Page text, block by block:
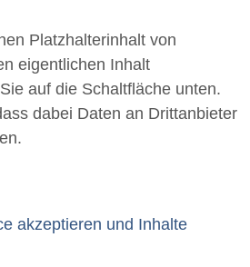
Platzhalterinhalt von
eigentlichen Inhalt
auf die Schaltfläche unten.
dabei Daten an Drittanbieter
akzeptieren und Inhalte